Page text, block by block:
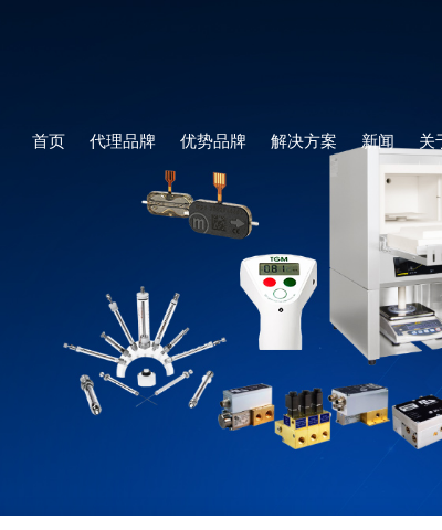
首页 代理品牌 优势品牌 解决方案 新闻 关